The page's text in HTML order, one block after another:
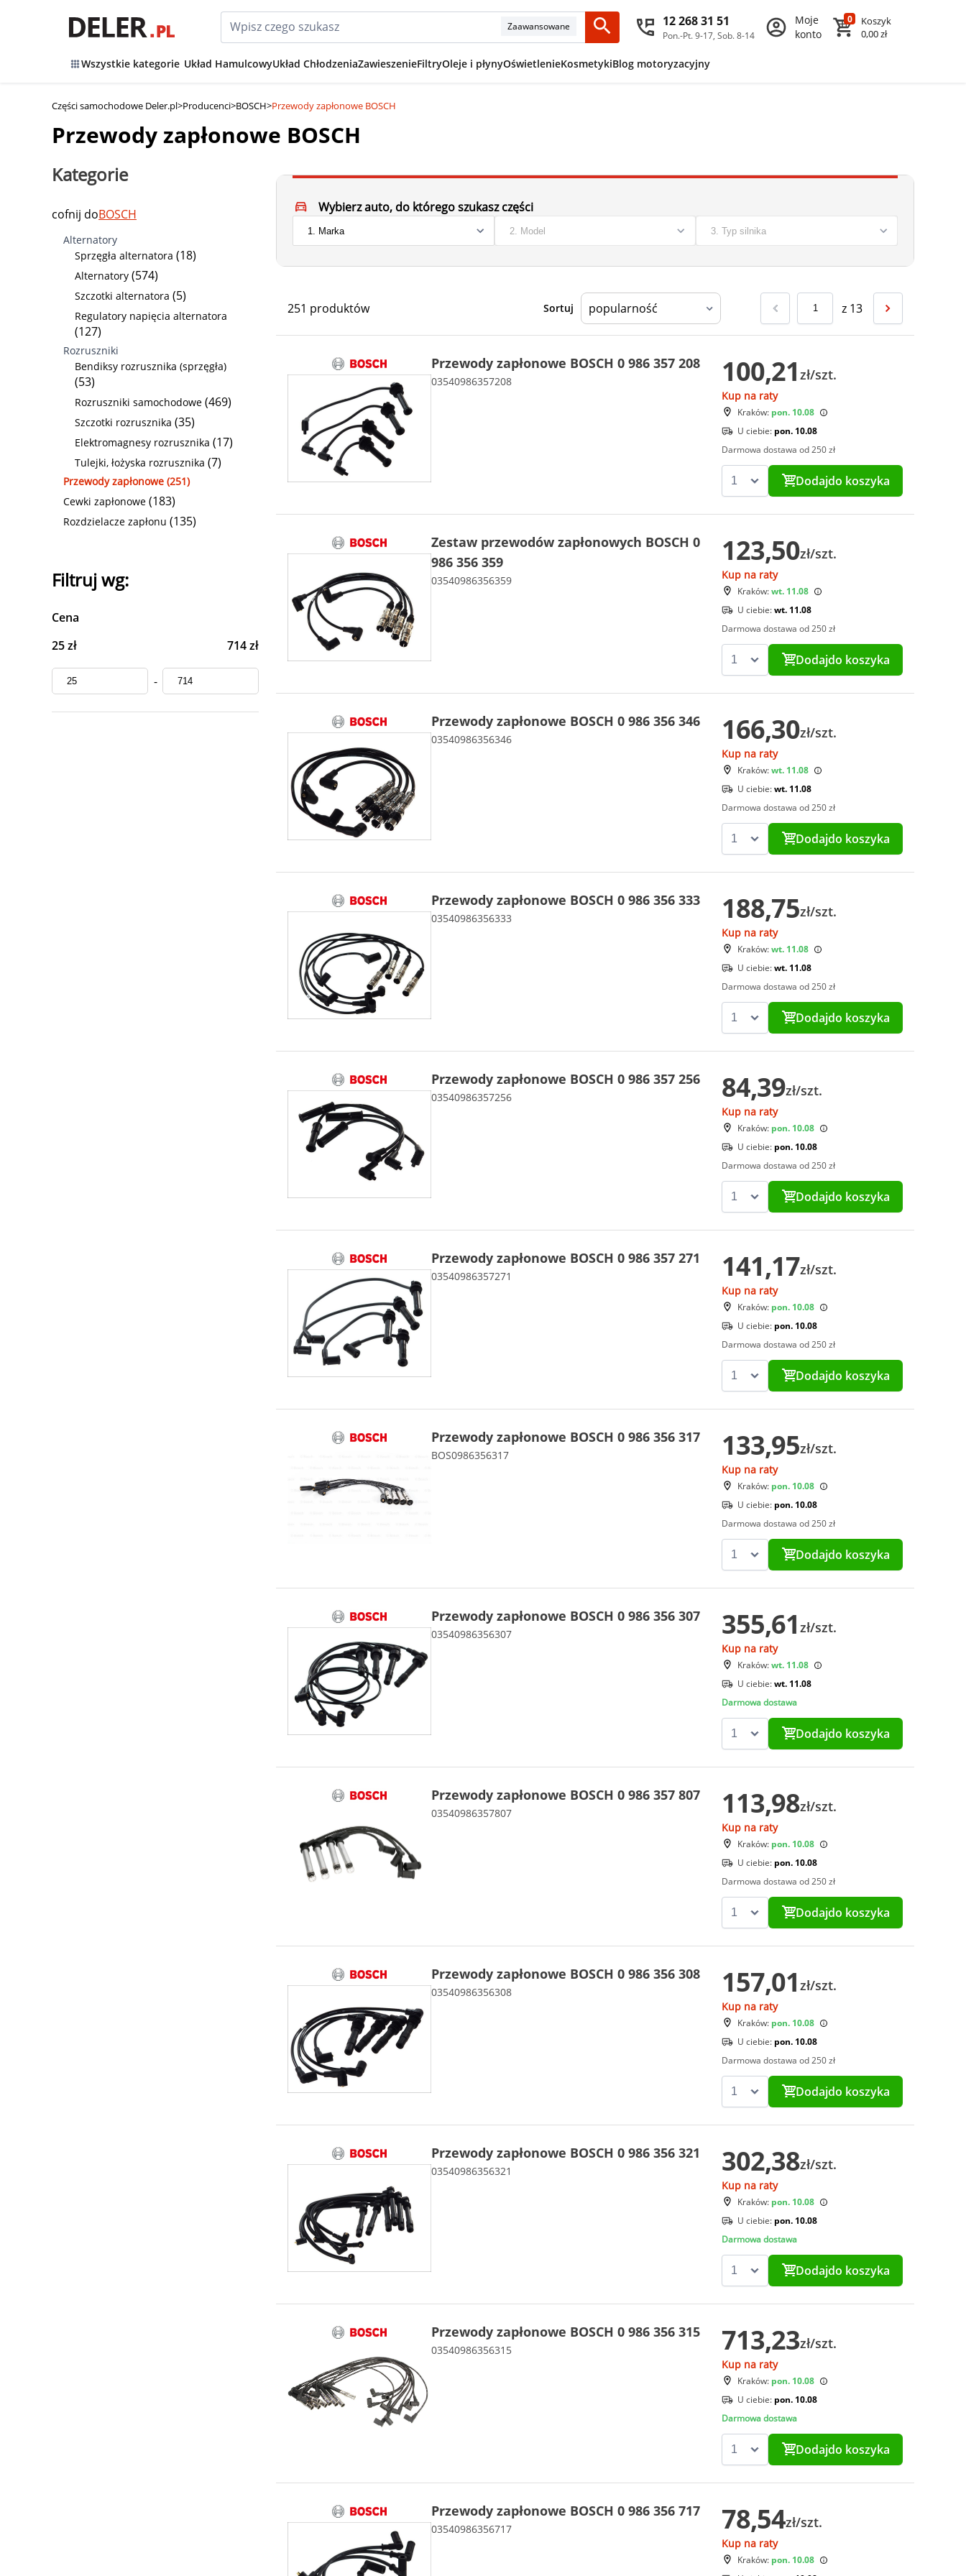
Zaawansowane 12 268 31 51
Pon.-Pt. 9-17, Sob. 8-14
Moje
konto
0
Koszyk
0,00 zł
Wszystkie kategorie Układ HamulcowyUkład ChłodzeniaZawieszenieFiltryOleje i płynyOświetlenieKosmetykiBlog motoryzacyjny
Części samochodowe Deler.pl>Producenci>BOSCH>Przewody zapłonowe BOSCH
Przewody zapłonowe BOSCH
Kategorie
cofnij doBOSCH
Alternatory
Sprzęgła alternatora (18)
Alternatory (574)
Szczotki alternatora (5)
Regulatory napięcia alternatora
(127)
Rozruszniki
Bendiksy rozrusznika (sprzęgła)
(53)
Rozruszniki samochodowe (469)
Szczotki rozrusznika (35)
Elektromagnesy rozrusznika (17)
Tulejki, łożyska rozrusznika (7)
Przewody zapłonowe (251)
Cewki zapłonowe (183)
Rozdzielacze zapłonu (135)
Filtruj wg:
Cena
25 zł
714 zł
-
Wybierz auto, do którego szukasz części
251 produktów Sortuj z 13
Przewody zapłonowe BOSCH 0 986 357 208
03540986357208 100,21 zł/szt.
Kup na raty
Kraków: pon. 10.08
U ciebie: pon. 10.08
Darmowa dostawa od 250 zł
Dodajdo koszyka
Zestaw przewodów zapłonowych BOSCH 0
986 356 359
03540986356359
123,50zł/szt.
Kup na raty
Kraków:wt. 11.08
U ciebie:wt. 11.08
Darmowa dostawa od 250 zł
Dodajdo koszyka
Przewody zapłonowe BOSCH 0 986 356 346
03540986356346 166,30zł/szt.
Kup na raty
Kraków:wt. 11.08
U ciebie:wt. 11.08
Darmowa dostawa od 250 zł
Dodajdo koszyka
Przewody zapłonowe BOSCH 0 986 356 333
03540986356333 188,75zł/szt.
Kup na raty
Kraków:wt. 11.08
U ciebie:wt. 11.08
Darmowa dostawa od 250 zł
Dodajdo koszyka
Przewody zapłonowe BOSCH 0 986 357 256
03540986357256 84,39zł/szt.
Kup na raty
Kraków: pon. 10.08
U ciebie: pon. 10.08
Darmowa dostawa od 250 zł
Dodajdo koszyka
Przewody zapłonowe BOSCH 0 986 357 271
03540986357271 141,17zł/szt.
Kup na raty
Kraków: pon. 10.08
U ciebie: pon. 10.08
Darmowa dostawa od 250 zł
Dodajdo koszyka
Przewody zapłonowe BOSCH 0 986 356 317
BOS0986356317 133,95zł/szt.
Kup na raty
Kraków: pon. 10.08
U ciebie: pon. 10.08
Darmowa dostawa od 250 zł
Dodajdo koszyka
Przewody zapłonowe BOSCH 0 986 356 307
03540986356307 355,61 zł/szt.
Kup na raty
Kraków:wt. 11.08
U ciebie:wt. 11.08
Darmowa dostawa
Dodajdo koszyka
Przewody zapłonowe BOSCH 0 986 357 807
03540986357807 113,98zł/szt.
Kup na raty
Kraków: pon. 10.08
U ciebie: pon. 10.08
Darmowa dostawa od 250 zł
Dodajdo koszyka
Przewody zapłonowe BOSCH 0 986 356 308
03540986356308 157,01 zł/szt.
Kup na raty
Kraków: pon. 10.08
U ciebie: pon. 10.08
Darmowa dostawa od 250 zł
Dodajdo koszyka
Przewody zapłonowe BOSCH 0 986 356 321
03540986356321 302,38zł/szt.
Kup na raty
Kraków: pon. 10.08
U ciebie: pon. 10.08
Darmowa dostawa
Dodajdo koszyka
Przewody zapłonowe BOSCH 0 986 356 315
03540986356315 713,23zł/szt.
Kup na raty
Kraków: pon. 10.08
U ciebie: pon. 10.08
Darmowa dostawa
Dodajdo koszyka
Przewody zapłonowe BOSCH 0 986 356 717
03540986356717 78,54zł/szt.
Kup na raty
Kraków: pon. 10.08